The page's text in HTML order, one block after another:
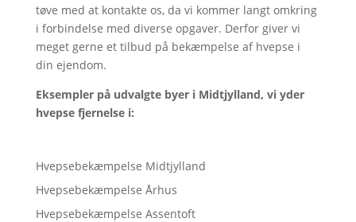
tøve med at kontakte os, da vi kommer langt omkring
i forbindelse med diverse opgaver. Derfor giver vi
meget gerne et tilbud på bekæmpelse af hvepse i
din ejendom.
Eksempler på udvalgte byer i Midtjylland, vi yder
hvepse fjernelse i:
Hvepsebekæmpelse Midtjylland
Hvepsebekæmpelse Århus
Hvepsebekæmpelse Assentoft